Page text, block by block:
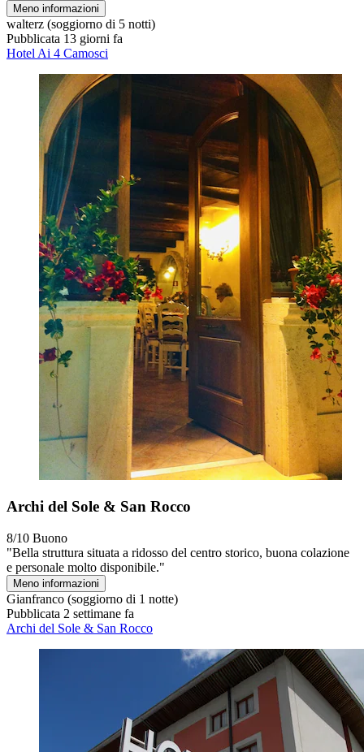
Meno informazioni
walterz (soggiorno di 5 notti)
Pubblicata 13 giorni fa
Hotel Ai 4 Camosci
Archi del Sole & San Rocco
8/10 Buono
"Bella struttura situata a ridosso del centro storico, buona colazione
e personale molto disponibile."
Meno informazioni
Gianfranco (soggiorno di 1 notte)
Pubblicata 2 settimane fa
Archi del Sole & San Rocco